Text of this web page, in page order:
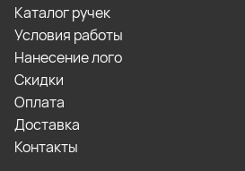
Каталог ручек
Условия работы
Нанесение лого
Скидки
Оплата
Доставка
Контакты